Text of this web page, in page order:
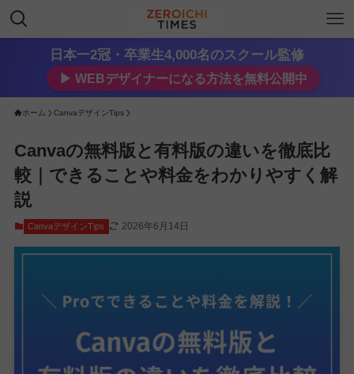
日本一2冠・卒業生4,000名のスクール監修
▶︎ WEBデザイナーになる方法を無料公開中
ホーム CanvaデザインTips
Canvaの無料版と有料版の違いを徹底比
較｜できることや料金をわかりやすく解
説
CanvaデザインTips 2026年6月14日